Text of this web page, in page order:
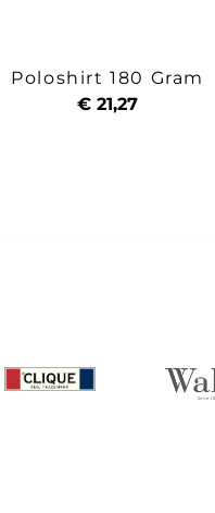
Poloshirt 180 Gram
€ 21,27